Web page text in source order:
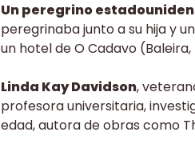
Un peregrino
peregrinaba junto a su hija y
un hotel de O Cadavo
Linda Kay Davidson,
profesora universitaria,
edad, autora de obras como